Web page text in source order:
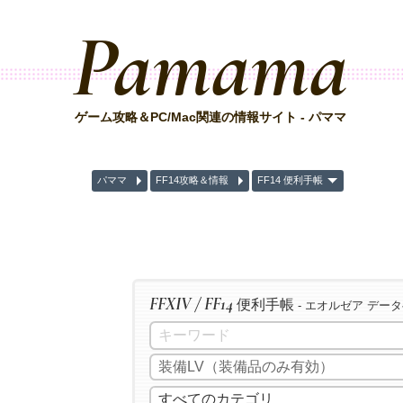
Pamama
ゲーム攻略＆PC/Mac関連の情報サイト - パママ
パママ FF14攻略＆情報 FF14 便利手帳
FFXIV / FF14 便利手帳 - エオルゼア デー